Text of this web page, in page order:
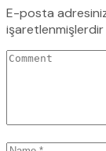
E-posta
işaretlenmişlerdir